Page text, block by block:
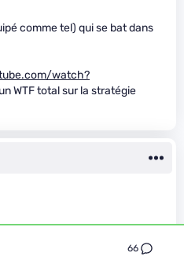
66
comme tel) qui se bat dans
watch?
WTF total sur la stratégie